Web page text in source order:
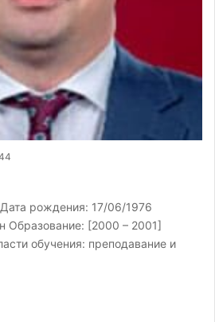
рождения: 17/06/1976
Образование: [2000 – 2001]
обучения: преподавание и